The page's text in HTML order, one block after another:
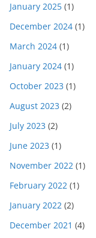
January 2025 (1)
December 2024 (1)
March 2024 (1)
January 2024 (1)
October 2023 (1)
August 2023 (2)
July 2023 (2)
June 2023 (1)
November 2022 (1)
February 2022 (1)
January 2022 (2)
December 2021 (4)